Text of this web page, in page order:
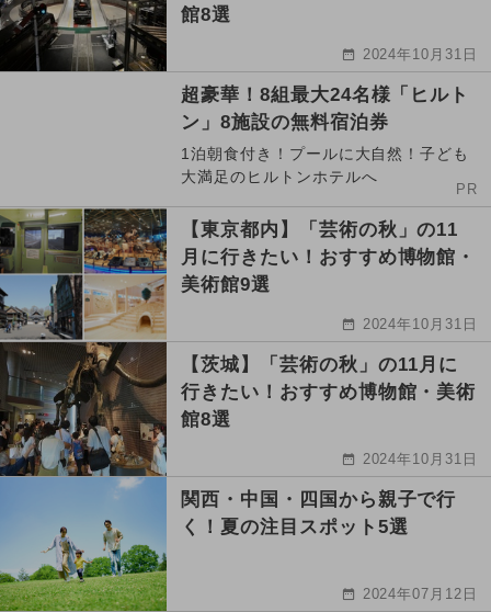
館8選
2024年10月31日
超豪華！8組最大24名様「ヒルト
ン」8施設の無料宿泊券
1泊朝食付き！プールに大自然！子ども
大満足のヒルトンホテルへ
PR
【東京都内】「芸術の秋」の11
月に行きたい！おすすめ博物館・
美術館9選
2024年10月31日
【茨城】「芸術の秋」の11月に
行きたい！おすすめ博物館・美術
館8選
2024年10月31日
関西・中国・四国から親子で行
く！夏の注目スポット5選
2024年07月12日